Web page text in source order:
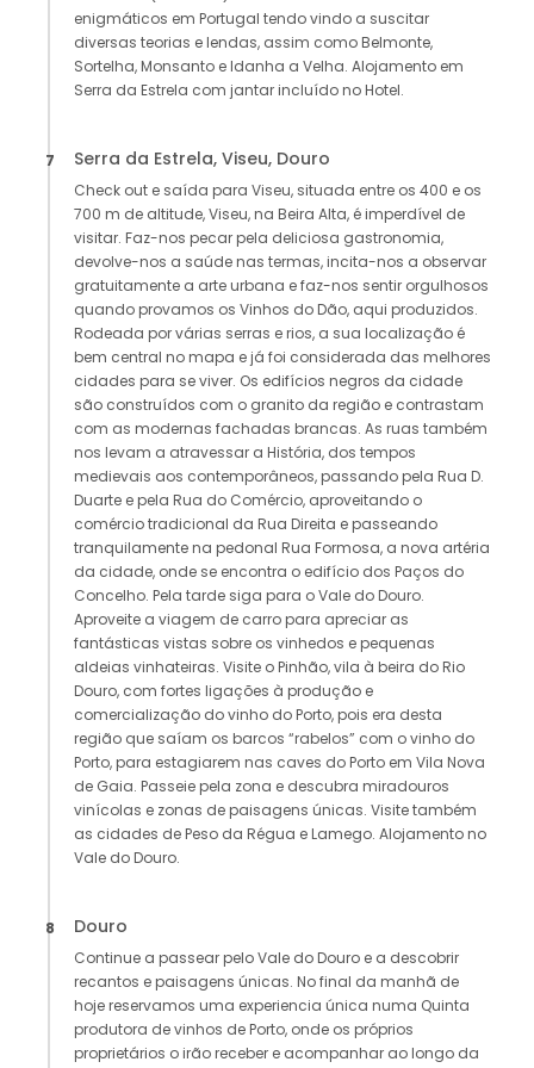
enigmáticos em Portugal tendo vindo a suscitar
diversas teorias e lendas, assim como Belmonte,
Sortelha, Monsanto e Idanha a Velha. Alojamento em
Serra da Estrela com jantar incluído no Hotel.
7 Serra da Estrela, Viseu, Douro
Check out e saída para Viseu, situada entre os 400 e os
700 m de altitude, Viseu, na Beira Alta, é imperdível de
visitar. Faz-nos pecar pela deliciosa gastronomia,
devolve-nos a saúde nas termas, incita-nos a observar
gratuitamente a arte urbana e faz-nos sentir orgulhosos
quando provamos os Vinhos do Dão, aqui produzidos.
Rodeada por várias serras e rios, a sua localização é
bem central no mapa e já foi considerada das melhores
cidades para se viver. Os edifícios negros da cidade
são construídos com o granito da região e contrastam
com as modernas fachadas brancas. As ruas também
nos levam a atravessar a História, dos tempos
medievais aos contemporâneos, passando pela Rua D.
Duarte e pela Rua do Comércio, aproveitando o
comércio tradicional da Rua Direita e passeando
tranquilamente na pedonal Rua Formosa, a nova artéria
da cidade, onde se encontra o edifício dos Paços do
Concelho. Pela tarde siga para o Vale do Douro.
Aproveite a viagem de carro para apreciar as
fantásticas vistas sobre os vinhedos e pequenas
aldeias vinhateiras. Visite o Pinhão, vila à beira do Rio
Douro, com fortes ligações à produção e
comercialização do vinho do Porto, pois era desta
região que saíam os barcos “rabelos” com o vinho do
Porto, para estagiarem nas caves do Porto em Vila Nova
de Gaia. Passeie pela zona e descubra miradouros
vinícolas e zonas de paisagens únicas. Visite também
as cidades de Peso da Régua e Lamego. Alojamento no
Vale do Douro.
8 Douro
Continue a passear pelo Vale do Douro e a descobrir
recantos e paisagens únicas. No final da manhã de
hoje reservamos uma experiencia única numa Quinta
produtora de vinhos de Porto, onde os próprios
proprietários o irão receber e acompanhar ao longo da